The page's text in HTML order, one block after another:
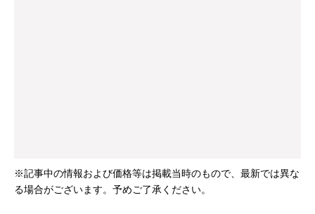
※記事中の情報および価格等は掲載当時のもので、最新では異な
る場合がございます。予めご了承ください。